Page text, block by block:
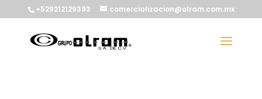
+529212129393 comercializacion@olram.com.mx